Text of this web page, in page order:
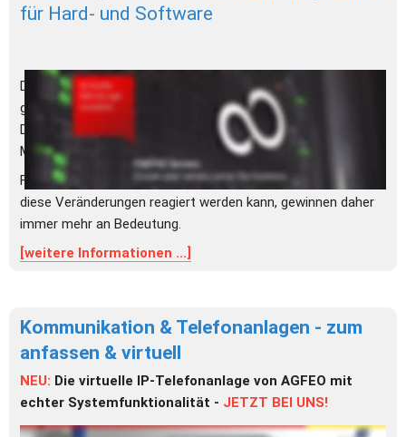
für Hard- und Software
Digitalisierung kann Unternehmen den entscheidenden Vorteil
gegenüber dem Mitbewerber bringen.
Daher ist es wichtig, sich technischen Innovationen und
Möglichkeiten anzupassen, um am Markt zu bestehen.
Finanzierungslösungen mit denen schnell und flexibel auf
diese Veränderungen reagiert werden kann, gewinnen daher
immer mehr an Bedeutung.
[weitere Informationen ...]
Kommunikation & Telefonanlagen - zum
anfassen & virtuell
NEU: Die virtuelle IP-Telefonanlage von AGFEO mit
echter Systemfunktionalität - JETZT BEI UNS!